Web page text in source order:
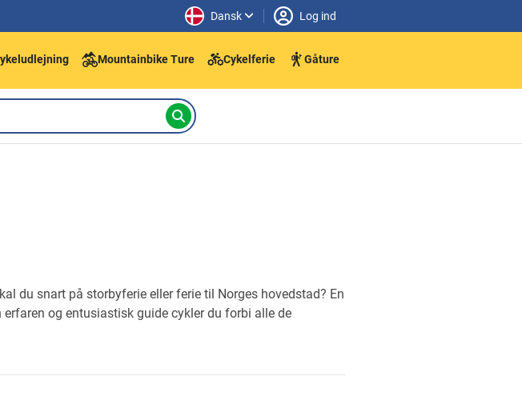
Dansk Log ind
Mountainbike Ture Cykelferie Gåture
du snart på storbyferie eller ferie til Norges hovedstad? En
og entusiastisk guide cykler du forbi alle de